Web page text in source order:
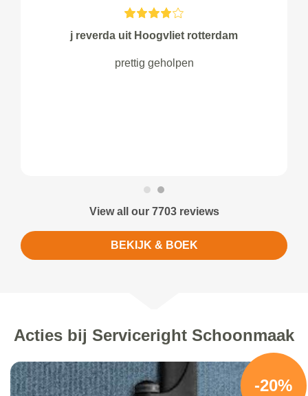
j reverda uit Hoogvliet rotterdam
prettig geholpen
View all our 7703 reviews
BEKIJK & BOEK
Acties bij Serviceright Schoonmaak
-20%